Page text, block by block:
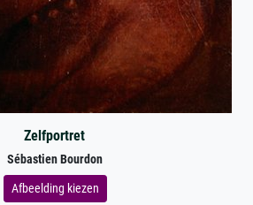
Zelfportret
Sébastien Bourdon
Afbeelding kiezen